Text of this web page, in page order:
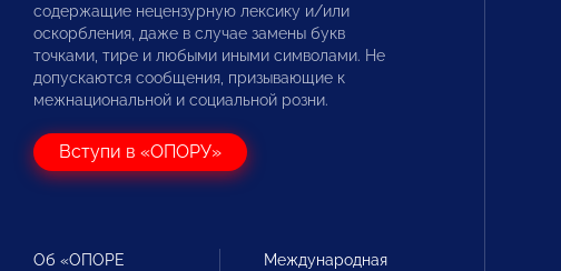
содержащие нецензурную лексику и/или
оскорбления, даже в случае замены букв
точками, тире и любыми иными символами. Не
допускаются сообщения, призывающие к
межнациональной и социальной розни.
Вступи в «ОПОРУ»
Об «ОПОРЕ
Международная